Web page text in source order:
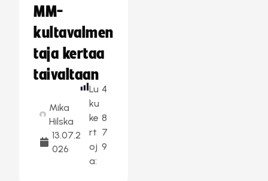
MM-
kultavalmen
taja kertaa
taivaltaan
Mika
Hilska
13.07.2
026
Lu
ku
ke
rt
oj
a:
4
8
7
9